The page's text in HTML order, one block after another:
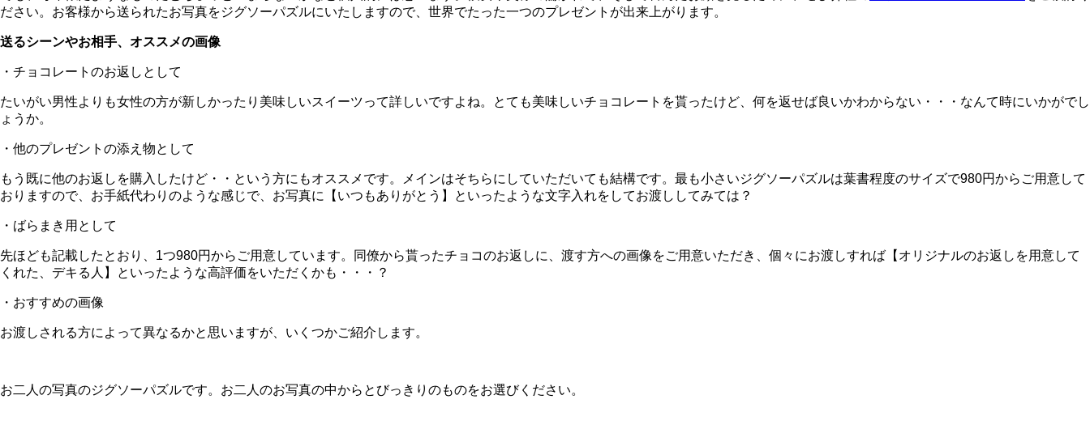
ださい。お客様から送られたお写真をジグソーパズルにいたしますので、世界でたった一つのプレゼントが出来上がります。
送るシーンやお相手、オススメの画像
・チョコレートのお返しとして
たいがい男性よりも女性の方が新しかったり美味しいスイーツって詳しいですよね。とても美味しいチョコレートを貰ったけど、何を返せば良いかわからない・・・なんて時にいかがでし
ょうか。
・他のプレゼントの添え物として
もう既に他のお返しを購入したけど・・という方にもオススメです。メインはそちらにしていただいても結構です。最も小さいジグソーパズルは葉書程度のサイズで980円からご用意して
おりますので、お手紙代わりのような感じで、お写真に【いつもありがとう】といったような文字入れをしてお渡ししてみては？
・ばらまき用として
先ほども記載したとおり、1つ980円からご用意しています。同僚から貰ったチョコのお返しに、渡す方への画像をご用意いただき、個々にお渡しすれば【オリジナルのお返しを用意して
くれた、デキる人】といったような高評価をいただくかも・・・？
・おすすめの画像
お渡しされる方によって異なるかと思いますが、いくつかご紹介します。
お二人の写真のジグソーパズルです。お二人のお写真の中からとびっきりのものをお選びください。